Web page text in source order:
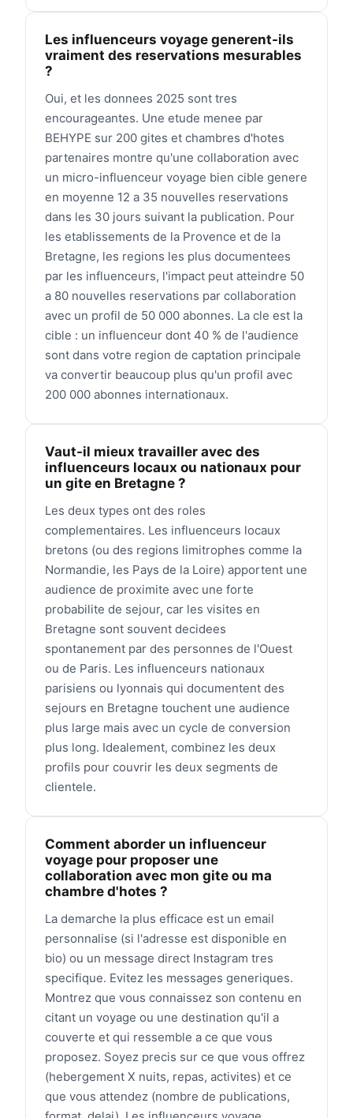
Les influenceurs voyage generent-ils
vraiment des reservations mesurables
?
Oui, et les donnees 2025 sont tres
encourageantes. Une etude menee par
BEHYPE sur 200 gites et chambres d'hotes
partenaires montre qu'une collaboration avec
un micro-influenceur voyage bien cible genere
en moyenne 12 a 35 nouvelles reservations
dans les 30 jours suivant la publication. Pour
les etablissements de la Provence et de la
Bretagne, les regions les plus documentees
par les influenceurs, l'impact peut atteindre 50
a 80 nouvelles reservations par collaboration
avec un profil de 50 000 abonnes. La cle est la
cible : un influenceur dont 40 % de l'audience
sont dans votre region de captation principale
va convertir beaucoup plus qu'un profil avec
200 000 abonnes internationaux.
Vaut-il mieux travailler avec des
influenceurs locaux ou nationaux pour
un gite en Bretagne ?
Les deux types ont des roles
complementaires. Les influenceurs locaux
bretons (ou des regions limitrophes comme la
Normandie, les Pays de la Loire) apportent une
audience de proximite avec une forte
probabilite de sejour, car les visites en
Bretagne sont souvent decidees
spontanement par des personnes de l'Ouest
ou de Paris. Les influenceurs nationaux
parisiens ou lyonnais qui documentent des
sejours en Bretagne touchent une audience
plus large mais avec un cycle de conversion
plus long. Idealement, combinez les deux
profils pour couvrir les deux segments de
clientele.
Comment aborder un influenceur
voyage pour proposer une
collaboration avec mon gite ou ma
chambre d'hotes ?
La demarche la plus efficace est un email
personnalise (si l'adresse est disponible en
bio) ou un message direct Instagram tres
specifique. Evitez les messages generiques.
Montrez que vous connaissez son contenu en
citant un voyage ou une destination qu'il a
couverte et qui ressemble a ce que vous
proposez. Soyez precis sur ce que vous offrez
(hebergement X nuits, repas, activites) et ce
que vous attendez (nombre de publications,